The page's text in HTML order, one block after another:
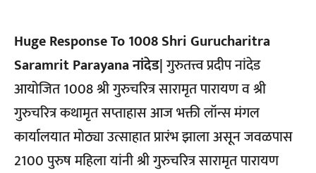
Huge Response To 1008 Shri Gurucharitra
Saramrit Parayana नांदेड|गुरुतत्त्व प्रदीप नांदेड
आयोजित 1008 श्री गुरुचरित्र सारामृत पारायण व श्री
गुरुचरित्र कथामृत सप्ताहास आज भक्ती लॉन्स मंगल
कार्यालयात मोठ्या उत्साहात प्रारंभ झाला असून जवळपास
2100 पुरुष महिला यांनी श्री गुरुचरित्र सारामृत पारायण